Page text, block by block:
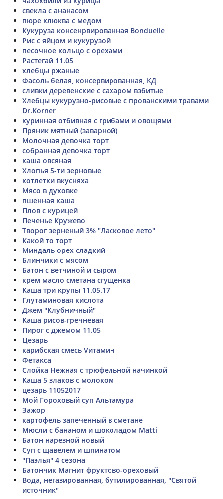
свекла с ананасом
пюре клюква с медом
Кукуруза консенрвированная Bonduelle
Рис с яйцом и кукурузой
песочное кольцо с орехами
Растегай 11.05
хлебцы ржаные
Фасоль белая, консервированная, КД
сливки деревенские с сахаром взбитые
Хлебцы кукурузно-рисовые с прованскими травами
Dr.Korner
куринная отбивная с грибами и овощями
Пряник мятный (заварной)
Молочная девочка торт
собранная девочка торт
каша овсяная
Хлопья 5-ти зерновые
котлетки вкусняха
Мясо в духовке
пшенная каша
Плов с курицей
Печенье Кружево
Творог зерненый 3% "Ласковое лето"
Какой то торт
Миндаль орех сладкий
Блинчики с мясом
Батон с ветчиной и сыром
крем масло сметана сгущенка
Каша три крупы 11.05.17
Глутаминовая кислота
Джем "Клубничный"
Каша рисов-гречневая
Пирог с джемом 11.05
Цезарь
карибская смесь Vитамин
Фетакса
Слойка Нежная с трюфельной начинкой
Каша 5 злаков с молоком
цезарь 11052017
Мой Гороховый суп Альтамура
Зажор
картофель запеченный в сметане
Мюсли с бананом и шоколадом Matti
Батон нарезной новый
Суп с щавелем и шпинатом
"Паэлья" 4 сезона
Батончик Магнит фруктово-ореховый
Вода, негазированная, бутилированная, "Святой
источник"